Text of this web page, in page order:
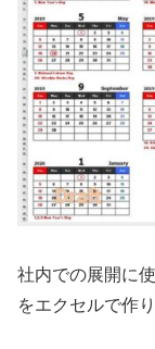
社内での展開に
をエクセルで作り